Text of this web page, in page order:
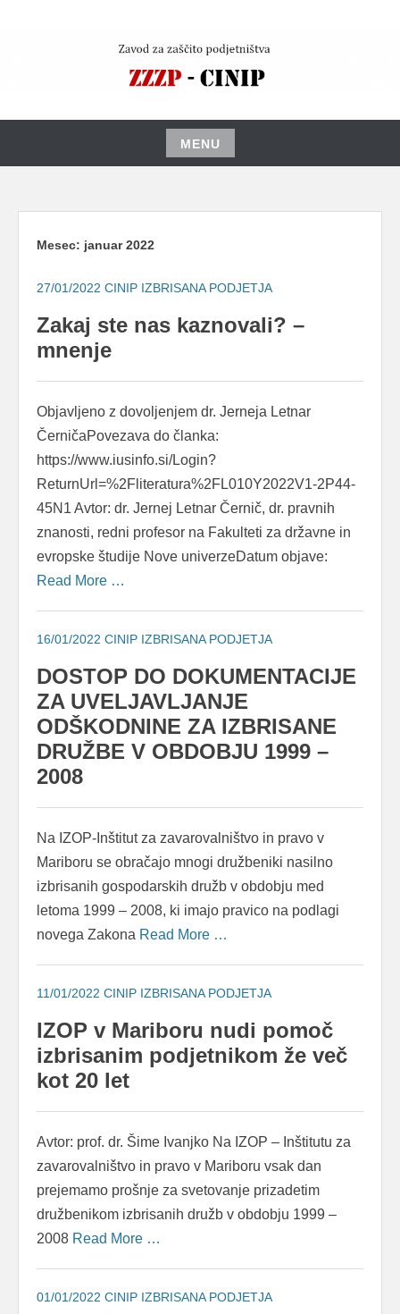
MENU
Skip
content
Mesec: januar 2022
27/01/2022 CINIP IZBRISANA PODJETJA
Zakaj ste nas kaznovali? –
mnenje
Objavljeno z dovoljenjem dr. Jerneja Letnar
ČerničaPovezava do članka:
https://www.iusinfo.si/Login?
ReturnUrl=%2Fliteratura%2FL010Y2022V1-2P44-
45N1 Avtor: dr. Jernej Letnar Černič, dr. pravnih
znanosti, redni profesor na Fakulteti za državne in
evropske študije Nove univerzeDatum objave:
Read More …
16/01/2022 CINIP IZBRISANA PODJETJA
DOSTOP DO DOKUMENTACIJE
ZA UVELJAVLJANJE
ODŠKODNINE ZA IZBRISANE
DRUŽBE V OBDOBJU 1999 –
2008
Na IZOP-Inštitut za zavarovalništvo in pravo v
Mariboru se obračajo mnogi družbeniki nasilno
izbrisanih gospodarskih družb v obdobju med
letoma 1999 – 2008, ki imajo pravico na podlagi
novega Zakona Read More …
11/01/2022 CINIP IZBRISANA PODJETJA
IZOP v Mariboru nudi pomoč
izbrisanim podjetnikom že več
kot 20 let
Avtor: prof. dr. Šime Ivanjko Na IZOP – Inštitutu za
zavarovalništvo in pravo v Mariboru vsak dan
prejemamo prošnje za svetovanje prizadetim
družbenikom izbrisanih družb v obdobju 1999 –
2008 Read More …
01/01/2022 CINIP IZBRISANA PODJETJA